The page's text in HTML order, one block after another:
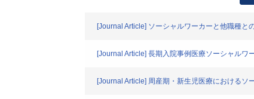
[Journal Article] ソーシャルワーカーと他職種と
[Journal Article] 長期入院事例医療ソーシャル
[Journal Article] 周産期・新生児医療におけるソ